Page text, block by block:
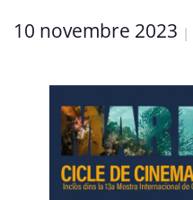
10 novembre 2023 |